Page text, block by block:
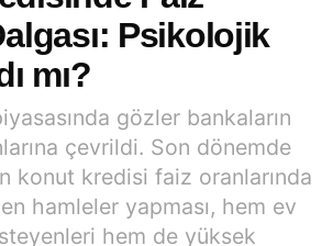
Psikolojik
mı?
gözler bankaların
çevrildi. Son dönemde
konut kredisi faiz oranlarında
hamleler yapması, hem ev
hem de yüksek